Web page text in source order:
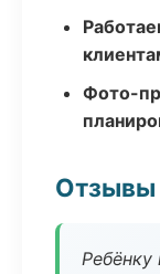
Фото-
Отзывы
Ребёнку